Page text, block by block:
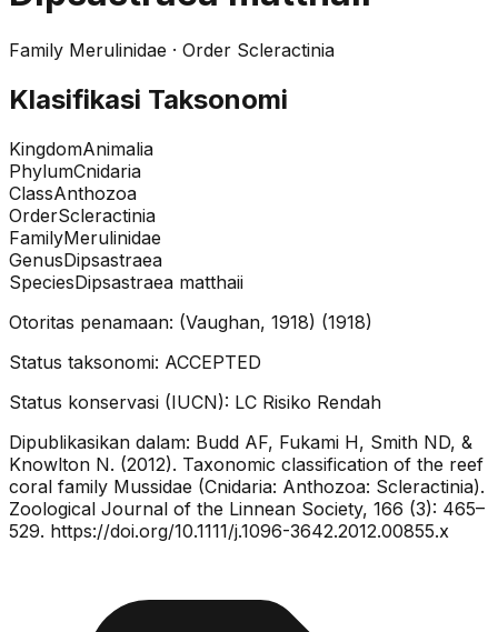
Family Merulinidae · Order Scleractinia
Klasifikasi Taksonomi
KingdomAnimalia
PhylumCnidaria
ClassAnthozoa
OrderScleractinia
FamilyMerulinidae
GenusDipsastraea
SpeciesDipsastraea matthaii
Otoritas penamaan: (Vaughan, 1918) (1918)
Status taksonomi: ACCEPTED
Status konservasi (IUCN): LC Risiko Rendah
Dipublikasikan dalam: Budd AF, Fukami H, Smith ND, &
Knowlton N. (2012). Taxonomic classification of the reef
coral family Mussidae (Cnidaria: Anthozoa: Scleractinia).
Zoological Journal of the Linnean Society, 166 (3): 465–
529. https://doi.org/10.1111/j.1096-3642.2012.00855.x